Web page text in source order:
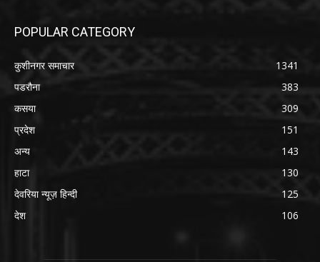
POPULAR CATEGORY
कुशीनगर समाचार
1341
पडरौना
383
कसया
309
प्रदेश
151
अन्य
143
हाटा
130
देवरिया न्यूज़ हिन्दी
125
देश
106